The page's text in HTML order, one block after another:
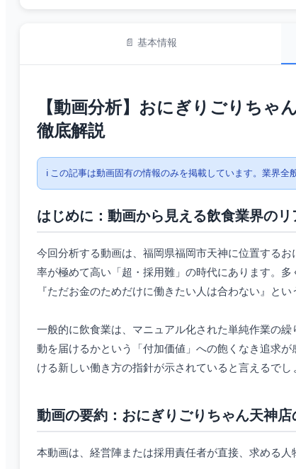
📄 基本情報
【動画分析】おにぎりごりちゃ
徹底解説
ℹ️ この記事は動画固有の情報のみを掲載しています。業界全
はじめに：動画から見える飲食業界のリ
今回分析する動画は、福岡県福岡市天神に位置する
率が極めて高い「超・採用難」の時代にあります。
『ただお金のためだけに働きたい人は合わない』と
一般的に飲食業は、マニュアル化された単純作業の
動を届けるかという「付加価値」への飽くなき追求
ける新しい働き方の指針が示されていると言えるでし
動画の要約：おにぎりごりちゃん天神
本動画は、経営陣または採用責任者が直接、求める